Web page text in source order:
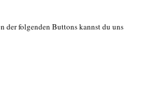
folgenden Buttons kannst du uns